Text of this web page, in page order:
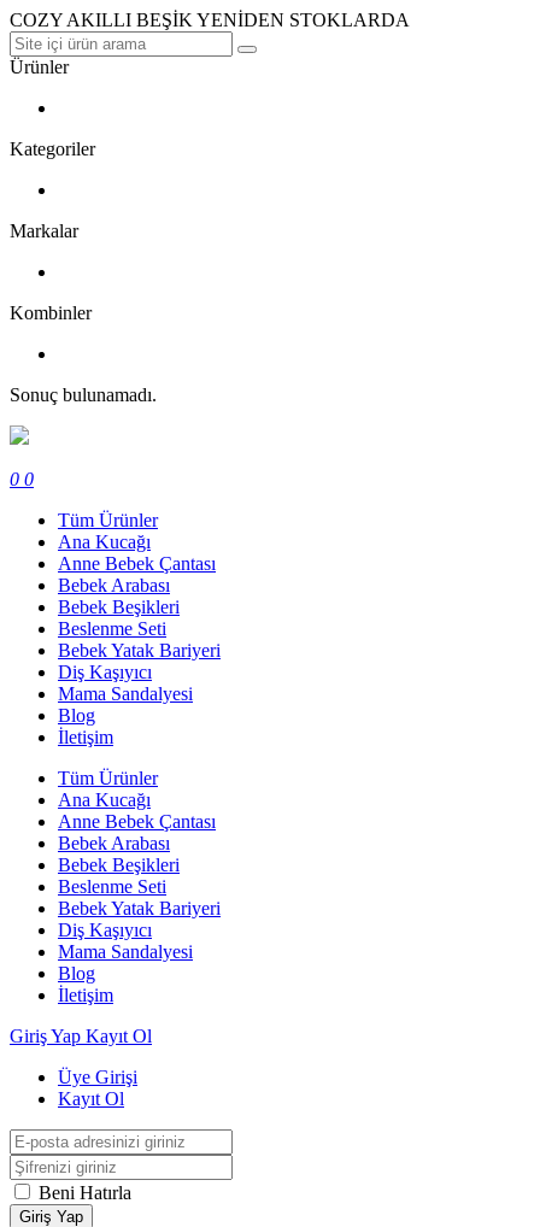
COZY AKILLI BEŞİK YENİDEN STOKLARDA
Ürünler
Kategoriler
Markalar
Kombinler
Sonuç bulunamadı.
0 0
Tüm Ürünler
Ana Kucağı
Anne Bebek Çantası
Bebek Arabası
Bebek Beşikleri
Beslenme Seti
Bebek Yatak Bariyeri
Diş Kaşıyıcı
Mama Sandalyesi
Blog
İletişim
Tüm Ürünler
Ana Kucağı
Anne Bebek Çantası
Bebek Arabası
Bebek Beşikleri
Beslenme Seti
Bebek Yatak Bariyeri
Diş Kaşıyıcı
Mama Sandalyesi
Blog
İletişim
Giriş Yap Kayıt Ol
Üye Girişi
Kayıt Ol
Beni Hatırla
Giriş Yap